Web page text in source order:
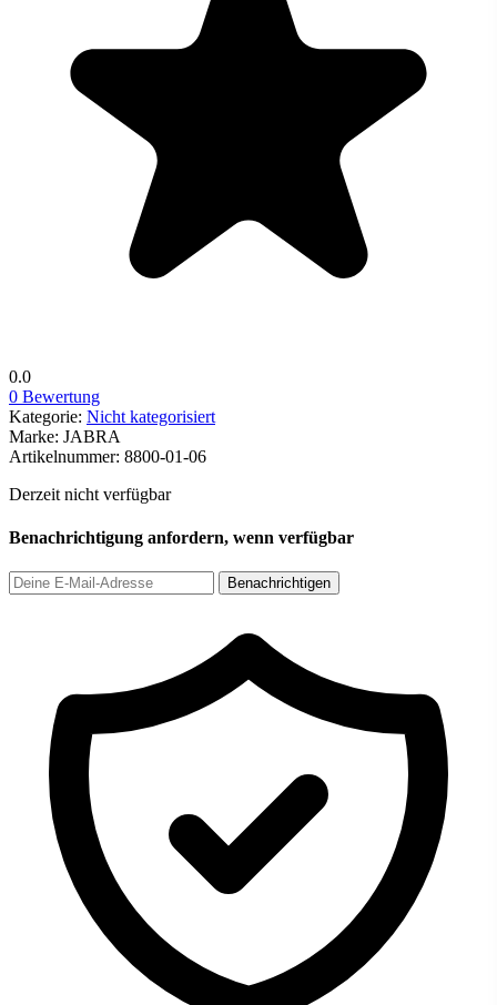
0.0
0 Bewertung
Kategorie: Nicht kategorisiert
Marke: JABRA
Artikelnummer: 8800-01-06
Derzeit nicht verfügbar
Benachrichtigung anfordern, wenn verfügbar
Benachrichtigen